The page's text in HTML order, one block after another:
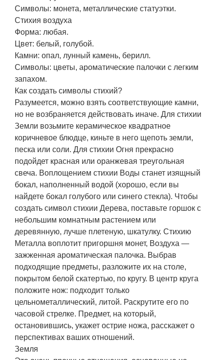
Символы: монета, металлические статуэтки.
Стихия воздуха
Форма: любая.
Цвет: белый, голубой.
Камни: опал, лунный камень, берилл.
Символы: цветы, ароматические палочки с легким
запахом.
Как создать символы стихий?
Разумеется, можно взять соответствующие камни,
но не возбраняется действовать иначе. Для стихии
Земли возьмите керамическое квадратное
коричневое блюдце, киньте в него щепоть земли,
песка или соли. Для стихии Огня прекрасно
подойдет красная или оранжевая треугольная
свеча. Воплощением стихии Воды станет изящный
бокал, наполненный водой (хорошо, если вы
найдете бокал голубого или синего стекла). Чтобы
создать символ стихии Дерева, поставьте горшок с
небольшим комнатным растением или
деревянную, лучше плетеную, шкатулку. Стихию
Металла воплотит пригоршня монет, Воздуха —
зажженная ароматическая палочка. Выбрав
подходящие предметы, разложите их на столе,
покрытом белой скатертью, по кругу. В центр круга
положите нож: подходит только
цельнометаллический, литой. Раскрутите его по
часовой стрелке. Предмет, на который,
остановившись, укажет острие ножа, расскажет о
перспективах ваших отношений.
Земля